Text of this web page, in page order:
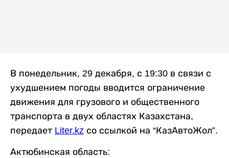
В понедельник, 29 декабря, с 19:30 в связи с
ухудшением погоды вводится ограничение
движения для грузового и общественного
транспорта в двух областях Казахстана,
передает Liter.kz со ссылкой на “КазАвтоЖол”.
Актюбинская область: